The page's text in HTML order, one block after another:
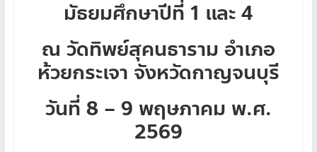
มัธยมศึกษาปีที่ 1 และ 4
ณ วัดทิพย์สุคนธาราม อำเภอ
ห้วยกระเจา จังหวัดกาญจนบุรี
วันที่ 8 – 9 พฤษภาคม พ.ศ.
2569